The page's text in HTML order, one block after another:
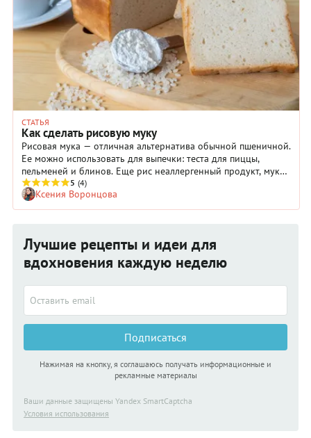
СТАТЬЯ
Как сделать рисовую муку
Рисовая мука — отличная альтернатива обычной пшеничной.
Ее можно использовать для выпечки: теста для пиццы,
пельменей и блинов. Еще рис неаллергенный продукт, мука
на его основе рекомендована при непереносимости
глютена. Но главный плюс — рисовую муку легко
приготовить самостоятельно в домашних условиях.
5 (4)
Ксения Воронцова
Лучшие рецепты и идеи для
вдохновения каждую неделю
Подписаться
Нажимая на кнопку, я соглашаюсь получать информационные и
рекламные материалы
Ваши данные защищены Yandex SmartCaptcha
Условия использования